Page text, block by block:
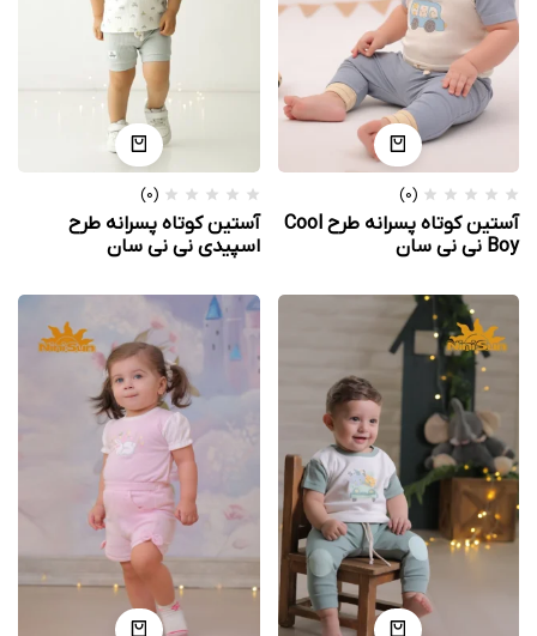
(0)
آستین کوتاه پسرانه طرح Cool
Boy نی نی سان
(0)
آستین کوتاه پسرانه طرح
اسپیدی نی نی سان